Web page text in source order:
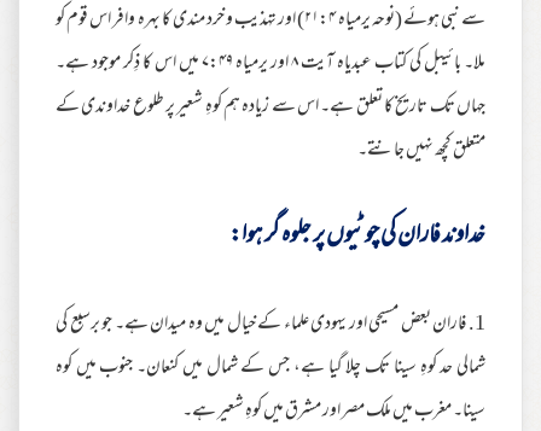
سے نبی ہوئے (نوحہ یرمیاہ ۲۱:۴) اور تہذیب و خرد مندی کا بہرہ وافر اس قوم کو
ملا۔ بائیبل کی کتاب عبدیاہ آیت ۸ اور یرمیاہ ۷:۴۹ میں اس کا ذِکر موجود ہے۔
جہاں تک تاریخ کا تعلق ہے۔ اس سے زیادہ ہم کوہِ شعیر پر طلوع خداوندی کے
متعلق کچھ نہیں جانتے۔
خداوند فاران کی چوٹیوں پر جلوہ گر ہوا:
1. فاران بعض مسیحی اور یہودی علماء کے خیال میں وہ میدان ہے۔ جو برسبع کی
شمالی حد کوہِ سینا تک چلا گیا ہے، جس کے شمال میں کنعان۔ جنوب میں کوہ
سینا۔ مغرب میں ملک مصر اور مشرق میں کوہِ شعیر ہے۔